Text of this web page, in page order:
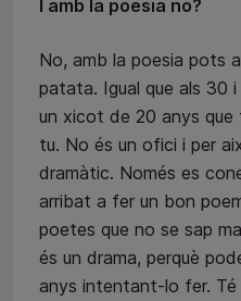
I amb la poesia no?
No, amb la poesia pots
patata. Igual que als 30
un xicot de 20 anys que
tu. No és un ofici i per
dramàtic. Només es
arribat a fer un bon
poetes que no se sap
és un drama, perquè
anys intentant-lo fer. Té